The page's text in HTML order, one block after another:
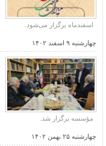
اسفندماه برگزار می‌شود.
چهارشنبه ۹ اسفند ۱۴۰۲
مؤسسه برگزار شد.
چهارشنبه ۲۵ بهمن ۱۴۰۲